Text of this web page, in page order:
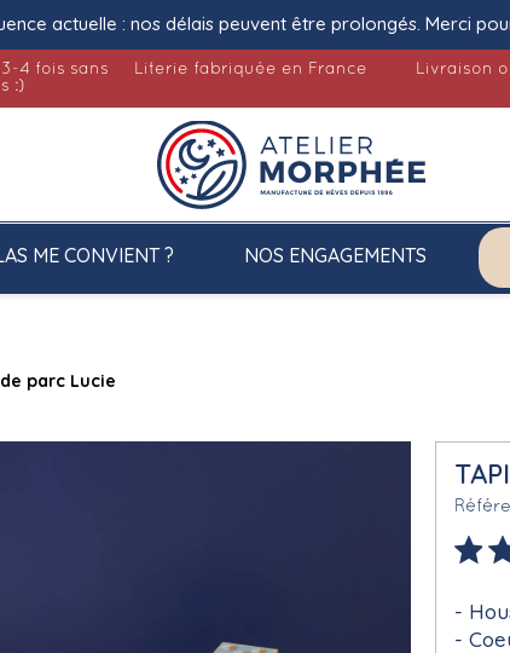
actuelle : nos délais peuvent être prolongés. Merci
4 fois sans
:)
Literie fabriquée en France Livraison
ME CONVIENT ? NOS ENGAGEMENTS
parc Lucie